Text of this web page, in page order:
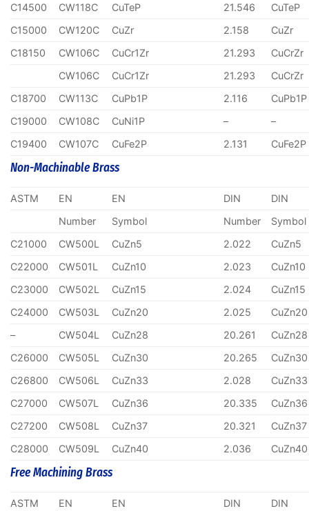
C14500
CW118C CuTeP 21.546
CuTeP
C15000
CW120C CuZr 2.158
CuZr
C18150
CW106C CuCr1Zr 21.293
CuCrZr
CW106C
CuCr1Zr 21.293
CuCrZr
C18700
CW113C CuPb1P 2.116
CuPb1P
C19000
CW108C CuNi1P –
–
C19400
CW107C CuFe2P 2.131 CuFe2P
Non-Machinable Brass
ASTM EN EN DIN
DIN
Number
Symbol Number
Symbol
C21000
CW500L CuZn5 2.022
CuZn5
C22000
CW501L CuZn10 2.023
CuZn10
C23000
CW502L CuZn15 2.024
CuZn15
C24000
CW503L CuZn20 2.025
CuZn20
–
CW504L CuZn28 20.261
CuZn28
C26000
CW505L CuZn30 20.265
CuZn30
C26800
CW506L CuZn33 2.028
CuZn33
C27000
CW507L CuZn36 20.335
CuZn36
C27200
CW508L CuZn37 20.321
CuZn37
C28000
CW509L CuZn40 2.036 CuZn40
Free Machining Brass
ASTM EN EN DIN DIN